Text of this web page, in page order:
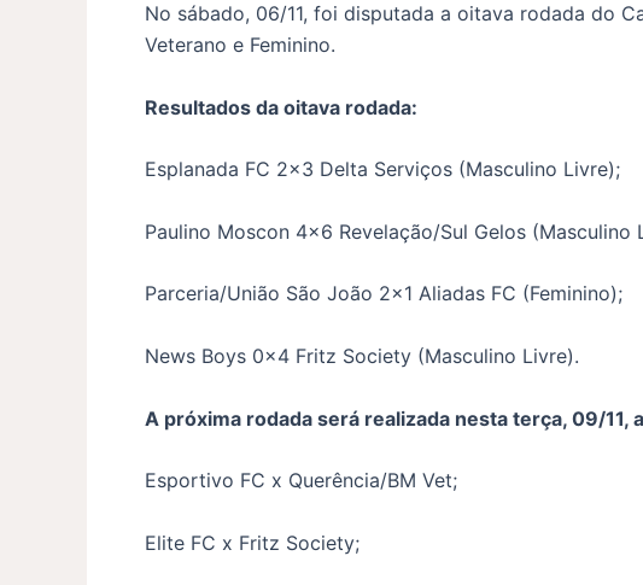
No sábado, 06/11, foi disputada a oitava rodada do
Veterano e Feminino.
Resultados da oitava rodada:
Esplanada FC 2×3 Delta Serviços (Masculino Livre);
Paulino Moscon 4×6 Revelação/Sul Gelos (Masculino
Parceria/União São João 2×1 Aliadas FC (Feminino);
News Boys 0x4 Fritz Society (Masculino Livre).
A próxima rodada será realizada nesta terça, 09/
Esportivo FC x Querência/BM Vet;
Elite FC x Fritz Society;